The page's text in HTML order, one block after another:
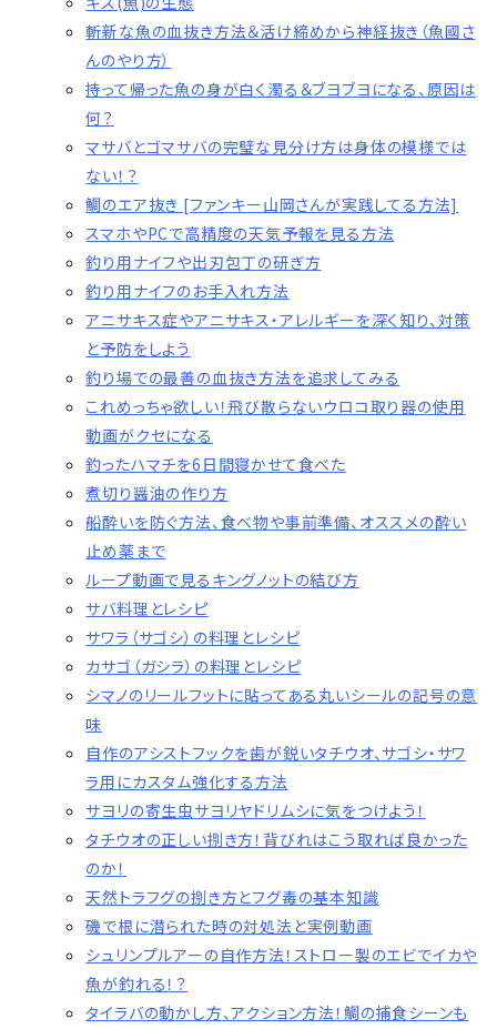
斬新な魚の血抜き方法＆活け締めから神経抜き（魚國さ
んのやり方）
持って帰った魚の身が白く濁る＆ブヨブヨになる、原因は
何？
マサバとゴマサバの完璧な見分け方は身体の模様では
ない！？
鯛のエア抜き [ファンキー山岡さんが実践してる方法]
スマホやPCで高精度の天気予報を見る方法
釣り用ナイフや出刃包丁の研ぎ方
釣り用ナイフのお手入れ方法
アニサキス症やアニサキス・アレルギーを深く知り、対策
と予防をしよう
釣り場での最善の血抜き方法を追求してみる
これめっちゃ欲しい！飛び散らないウロコ取り器の使用
動画がクセになる
釣ったハマチを6日間寝かせて食べた
煮切り醤油の作り方
船酔いを防ぐ方法、食べ物や事前準備、オススメの酔い
止め薬まで
ループ動画で見るキングノットの結び方
サバ料理とレシピ
サワラ（サゴシ）の料理とレシピ
カサゴ（ガシラ）の料理とレシピ
シマノのリールフットに貼ってある丸いシールの記号の意
味
自作のアシストフックを歯が鋭いタチウオ、サゴシ・サワ
ラ用にカスタム強化する方法
サヨリの寄生虫サヨリヤドリムシに気をつけよう！
タチウオの正しい捌き方！背びれはこう取れば良かった
のか！
天然トラフグの捌き方とフグ毒の基本知識
磯で根に潜られた時の対処法と実例動画
シュリンプルアーの自作方法！ストロー製のエビでイカや
魚が釣れる！？
タイラバの動かし方、アクション方法！鯛の捕食シーンも